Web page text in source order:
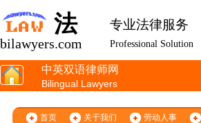
法 专业法律服务
Professional Solution
bilawyers.com
中英双语律师网
Bilingual Lawyers
首页 关于我们 劳动人事